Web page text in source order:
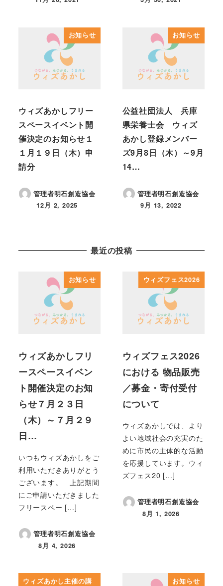
投稿日 投稿日
お知らせ
ウィズあかしフリー
スペースイベント開
催決定のお知らせ１
１月１９日（木）申
請分
管理者明石創造協会
投稿日
12月 2, 2025
お知らせ
公益社団法人 兵庫
県栄養士会 ウィズ
あかし登録メンバー
ズ9月8日（木）～9月
14…
管理者明石創造協会
投稿日
9月 13, 2022
最近の投稿
お知らせ
ウィズあかしフリ
ースペースイベン
ト開催決定のお知
らせ７月２３日
（木）～７月２９
日…
いつもウィズあかしをご
利用いただきありがとう
ございます。 上記期間
にご申請いただきました
フリースペー […]
管理者明石創造協会
投稿日
8月 4, 2026
ウィズフェス2026
ウィズフェス2026
における 物品販売
／募金・寄付受付
について
ウィズあかしでは、より
よい地域社会の充実のた
めに市民の主体的な活動
を応援しています。ウィ
ズフェス20 […]
管理者明石創造協会
投稿日
8月 1, 2026
ウィズあかし主催の講
お知らせ